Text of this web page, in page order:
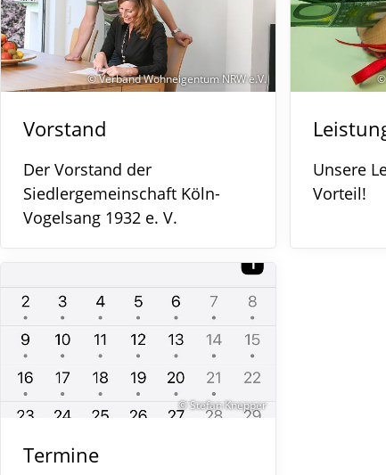
© Verband Wohneigentum NRW e.V.
Vorstand
Der Vorstand der
Siedlergemeinschaft Köln-
Vogelsang 1932 e. V.
©
Unsere
Vorteil!
© Stefan Knepper
Termine